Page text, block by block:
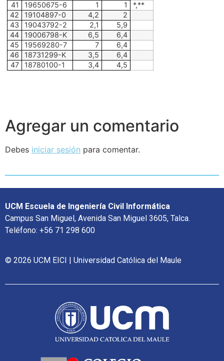
41
19650675-6 1 1
*,**
42
19104897-0 4,2
2
43
19043792-2 2,1
5,9
44
19006798-K 6,5
6,4
45
19569280-7 7
6,4
46
18731299-K 3,5
6,4
47
18780100-1 3,4 4,5
Agregar un comentario
Debes iniciar sesión para comentar.
UCM Escuela de Ingeniería Civil Informática
Campus San Miguel, Avenida San Miguel 3605, Talca.
Teléfono: +56 71 298 600
© 2026 UCM EICI | Universidad Católica del Maule